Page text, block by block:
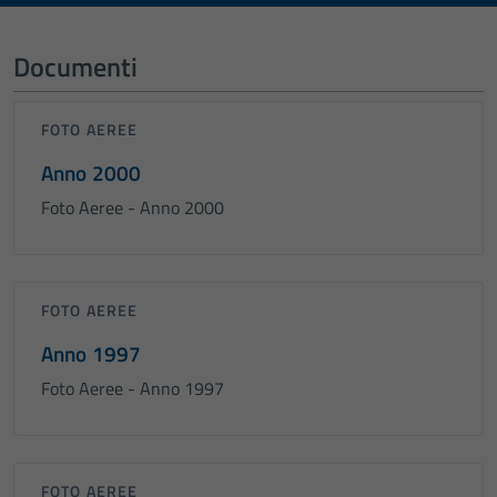
Documenti
FOTO AEREE
Anno 2000
Foto Aeree - Anno 2000
FOTO AEREE
Anno 1997
Foto Aeree - Anno 1997
FOTO AEREE